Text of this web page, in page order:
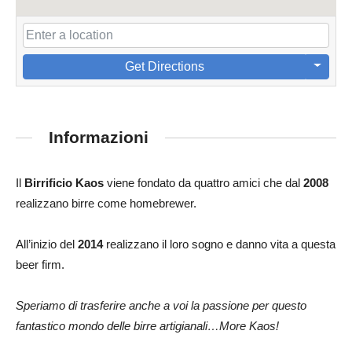
Get Directions
Informazioni
Il Birrificio Kaos viene fondato da quattro amici che dal 2008
realizzano birre come homebrewer.
All’inizio del 2014realizzano il loro sogno e danno vita a questa
beer firm.
Speriamo di trasferire anche a voi la passione per questo
fantastico mondo delle birre artigianali…More Kaos!